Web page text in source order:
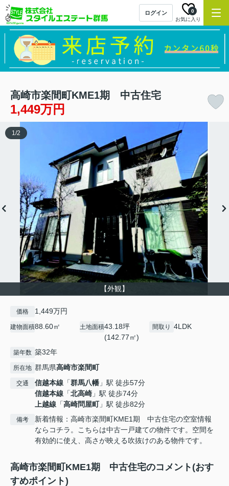
ログイン
お気に入り
0
高崎市楽間町KME1期 中古住宅
1,449万円
【外観】
1 /2
価格 1,449万円
建物面積88.60㎡ 土地面積43.18坪
(142.77㎡)
間取り 4LDK
築年数 築32年
所在地 群馬県高崎市楽間町
交通 信越本線 「群馬八幡 」駅 徒歩57分
信越本線 「北高崎 」駅 徒歩74分
上越線 「高崎問屋町」駅 徒歩82分
備考
新着情報：高崎市楽間町KME1期 中古住宅の空室情報
ならコチラ。こちらは中古一戸建ての物件です。空間を
有効的に使え、高さが映える吹抜けのある物件です。
高崎市楽間町KME1期 中古住宅のコメント(おす
すめポイント)